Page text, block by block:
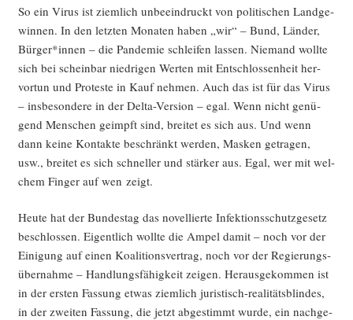
So ein Virus ist ziem­lich unbe­ein­druckt von poli­ti­schen Land­ge­
win­nen. In den letz­ten Mona­ten haben „wir“ – Bund, Län­der,
Bürger*innen – die Pan­de­mie schlei­fen las­sen. Nie­mand woll­te
sich bei schein­bar nied­ri­gen Wer­ten mit Ent­schlos­sen­heit her­
vor­tun und Pro­tes­te in Kauf neh­men. Auch das ist für das Virus
– ins­be­son­de­re in der Del­ta-Ver­si­on – egal. Wenn nicht genü­
gend Men­schen geimpft sind, brei­tet es sich aus. Und wenn
dann kei­ne Kon­tak­te beschränkt wer­den, Mas­ken getra­gen,
usw., brei­tet es sich schnel­ler und stär­ker aus. Egal, wer mit wel­
chem Fin­ger auf wen zeigt.
Heu­te hat der Bun­des­tag das novel­lier­te Infek­ti­ons­schutz­ge­setz
beschlos­sen. Eigent­lich woll­te die Ampel damit – noch vor der
Eini­gung auf einen Koali­ti­ons­ver­trag, noch vor der Regie­rungs­
über­nah­me – Hand­lungs­fä­hig­keit zei­gen. Her­aus­ge­kom­men ist
in der ers­ten Fas­sung etwas ziem­lich juris­tisch-rea­li­täts­blin­des,
in der zwei­ten Fas­sung, die jetzt abge­stimmt wur­de, ein nach­ge­